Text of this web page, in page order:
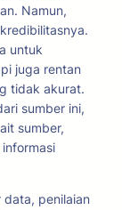
Namun,
untuk
juga rentan
tidak akurat.
sumber ini,
sumber,
data, penilaian